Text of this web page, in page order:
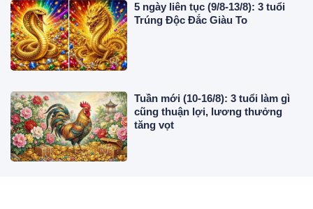
5 ngày liên tục (9/8-13/8): 3 tuổi
Trúng Độc Đắc Giàu To
Tuần mới (10-16/8): 3 tuổi làm gì
cũng thuận lợi, lương thưởng
tăng vọt